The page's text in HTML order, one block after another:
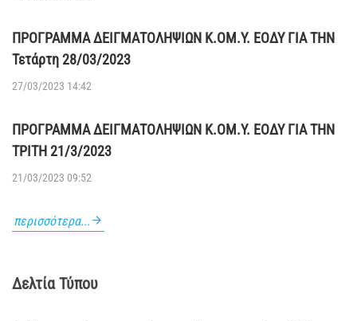
ΠΡΟΓΡΑΜΜΑ ΔΕΙΓΜΑΤΟΛΗΨΙΩΝ Κ.ΟΜ.Υ. ΕΟΔΥ ΓΙΑ ΤΗΝ
Τετάρτη 28/03/2023
27/03/2023 14:42
ΠΡΟΓΡΑΜΜΑ ΔΕΙΓΜΑΤΟΛΗΨΙΩΝ Κ.ΟΜ.Υ. ΕΟΔΥ ΓΙΑ ΤΗΝ
ΤΡΙΤΗ 21/3/2023
21/03/2023 09:52
περισσότερα...
Δελτία Τύπου